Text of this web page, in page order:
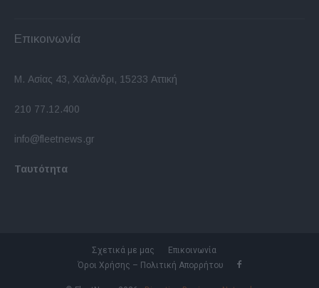
Επικοινωνία
Μ. Ασίας 43, Χαλάνδρι, 15233 Αττική
210 77.12.400
info@fleetnews.gr
Ταυτότητα
Σχετικά με μας
Επικοινωνία
Όροι Χρήσης – Πολιτική Απορρήτου